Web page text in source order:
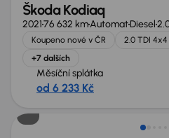
Škoda Kodiaq
202176 632 kmAutomatDiesel
Koupeno nové v ČR 2.0 TDI 4x4
+7 dalších
Měsíční splátka
od 6 233 Kč
Nově v nabídce